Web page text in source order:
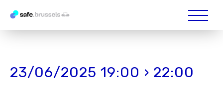
23/06/2025 19:00 › 22:00